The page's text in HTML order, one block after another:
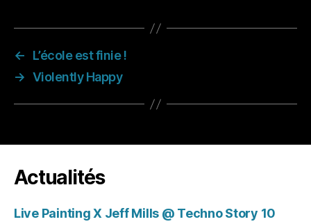
←
L’école est finie !
→ Violently Happy
Actualités
Live Painting X Jeff Mills @ Techno Story 10